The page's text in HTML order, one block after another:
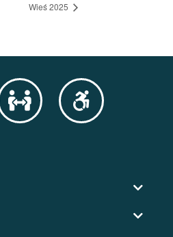
Wieś 2025